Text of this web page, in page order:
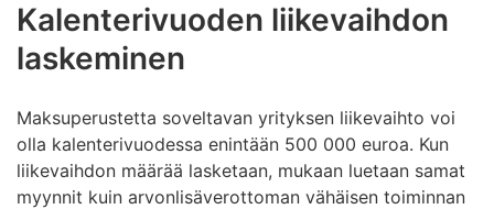
Kalenterivuoden liikevaihdon
laskeminen
Maksuperustetta soveltavan yrityksen liikevaihto voi
olla kalenterivuodessa enintään 500 000 euroa. Kun
liikevaihdon määrää lasketaan, mukaan luetaan samat
myynnit kuin arvonlisäverottoman vähäisen toiminnan